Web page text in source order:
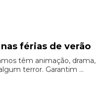
férias de verão
têm animação, drama,
terror. Garantim ...